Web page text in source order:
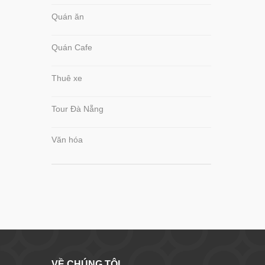
Quán ăn
Quán Cafe
Thuê xe
Tour Đà Nẵng
Văn hóa